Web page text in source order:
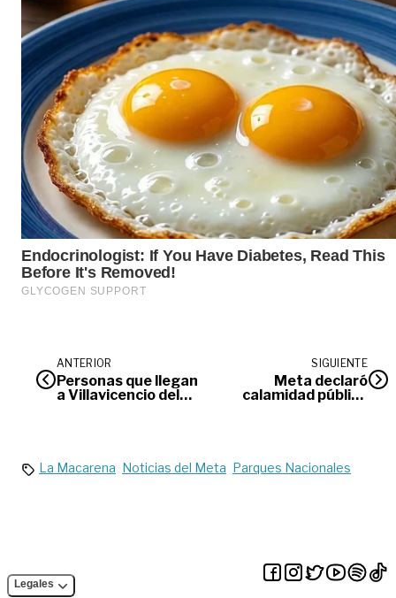
ANTERIOR
Personas que llegan
a Villavicencio del
SIGUIENTE
Meta declaró
calamidad pública
La Macarena Noticias del Meta Parques Nacionales
Legales